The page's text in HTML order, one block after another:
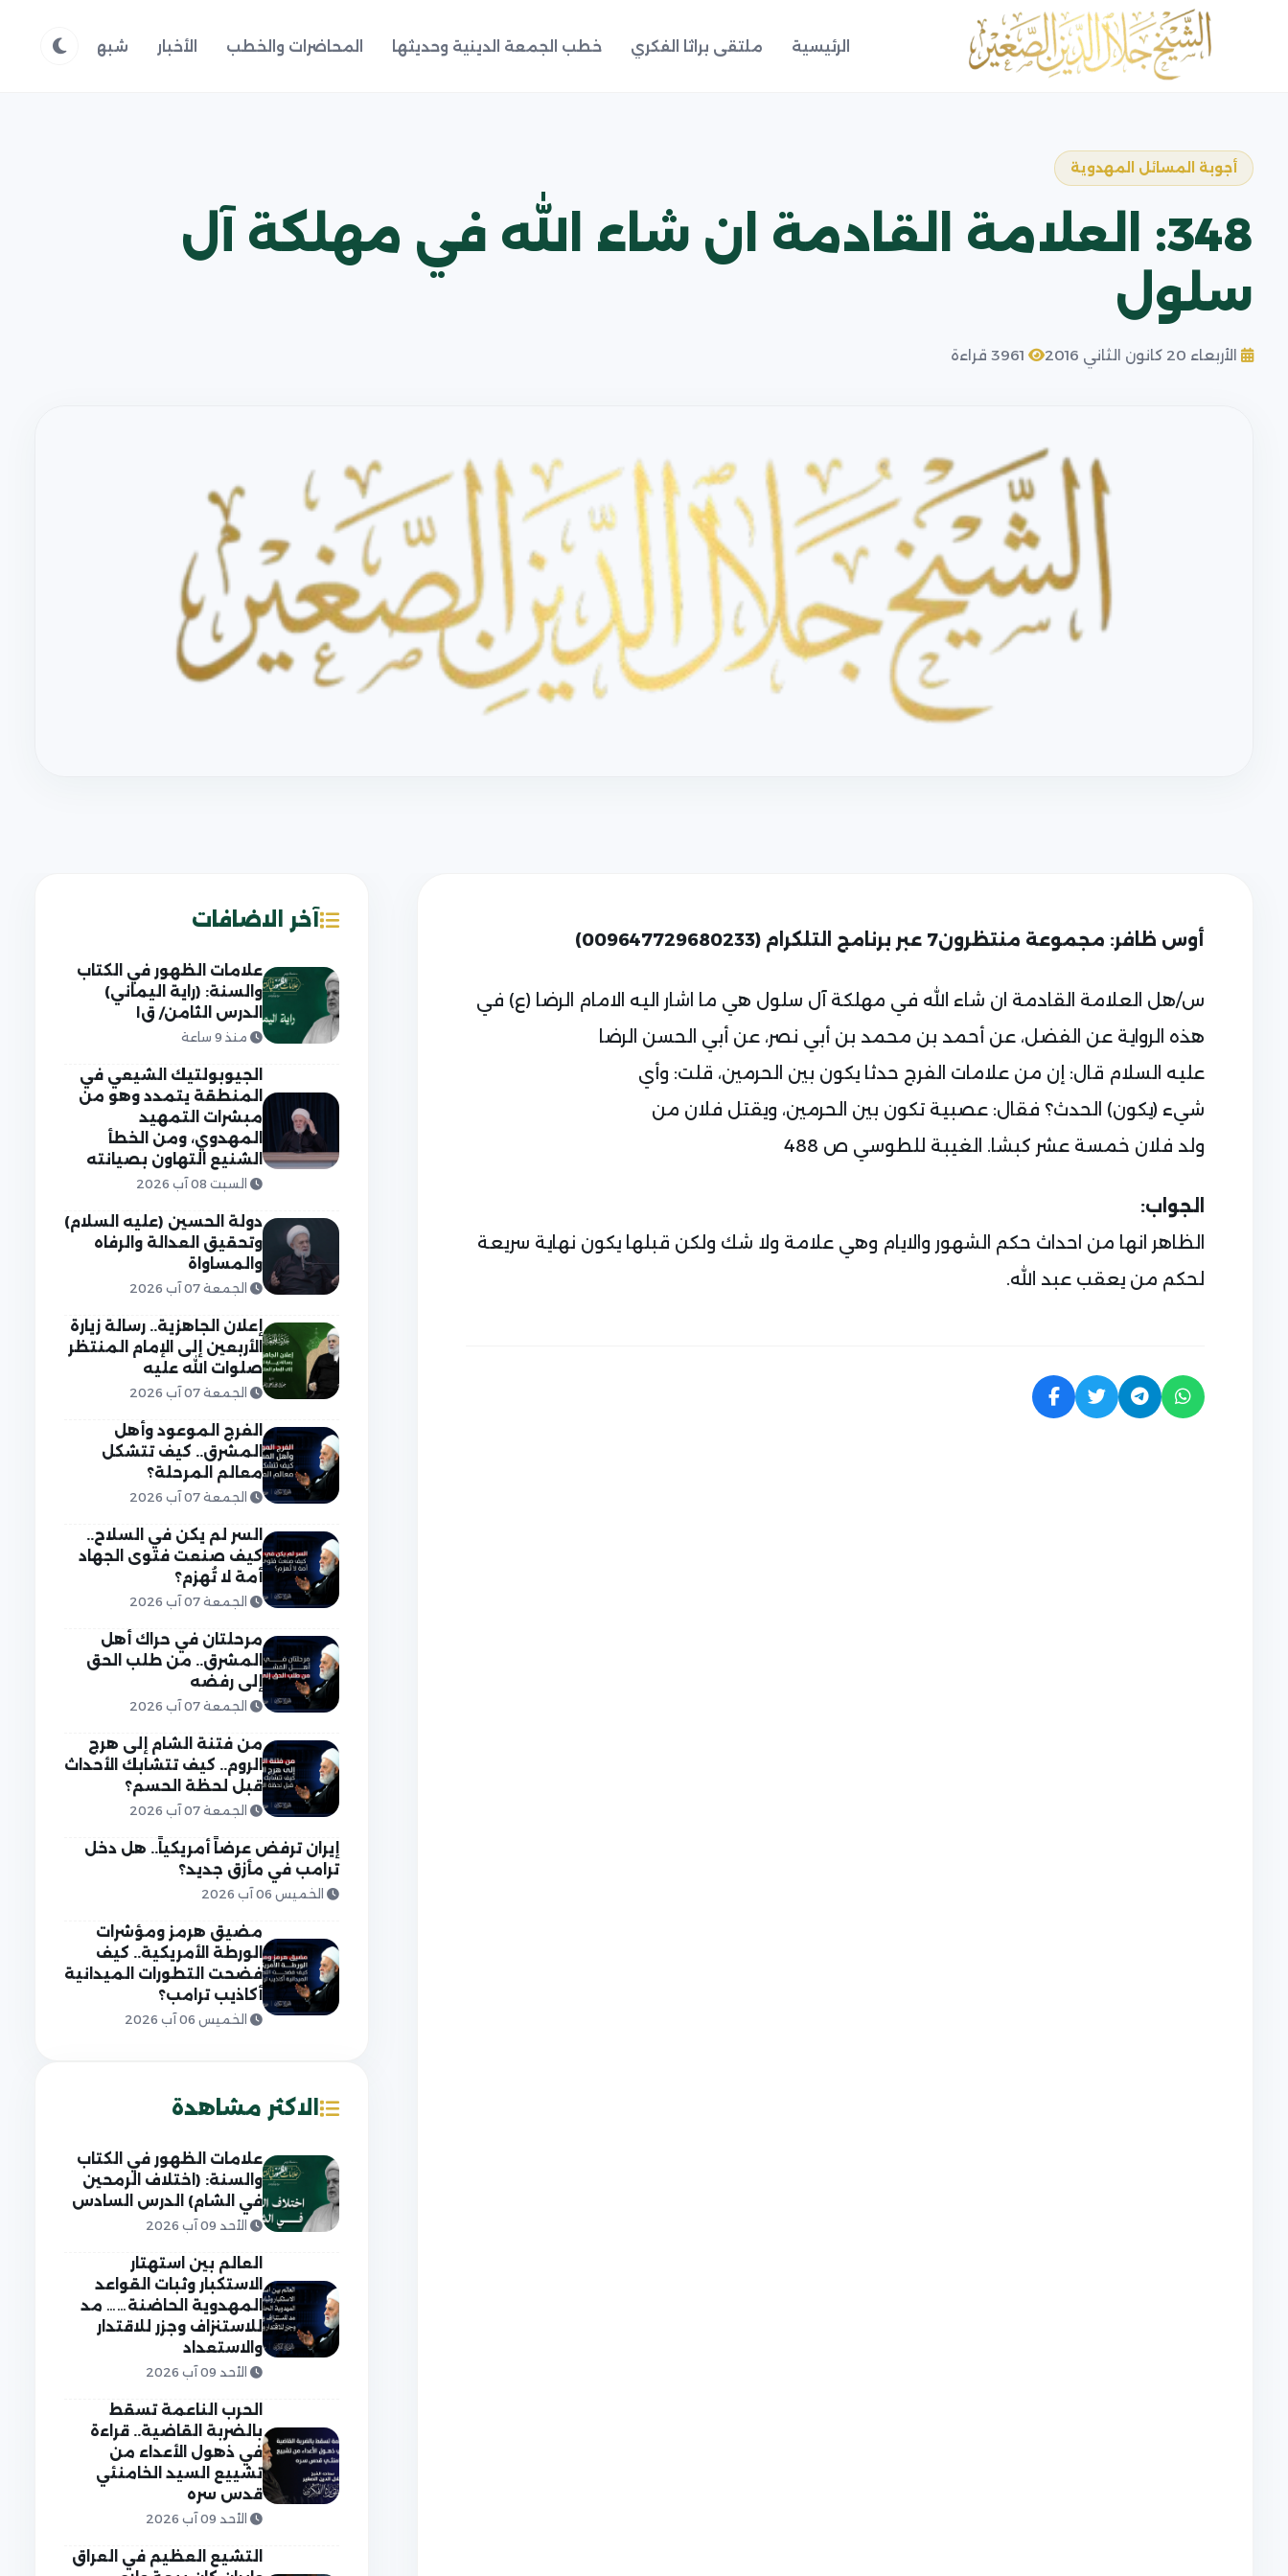
الرئيسية ملتقى براثا الفكري خطب الجمعة الدينية وحديثها المحاضرات والخطب الأخبار شبهات وردود
أجوبة المسائل المهدوية
348: العلامة القادمة ان شاء الله في مهلكة آل
سلول
الأربعاء 20 كانون الثاني 2016
أوس ظافر: مجموعة منتظرون7 عبر برنامج التلكرام (009647729680233)
س/هل العلامة القادمة ان شاء الله في مهلكة آل سلول هي ما اشار اليه الامام الرضا (ع) في
هذه الرواية عن الفضل، عن أحمد بن محمد بن أبي نصر، عن أبي الحسن الرضا
عليه السلام قال: إن من علامات الفرج حدثا يكون بين الحرمين، قلت: وأي
شيء (يكون) الحدث؟ فقال: عصبية تكون بين الحرمين، ويقتل فلان من
ولد فلان خمسة عشر كبشا. الغيبة للطوسي ص 488
الجواب:
الظاهر انها من احداث حكم الشهور والايام وهي علامة ولا شك ولكن قبلها يكون نهاية سريعة
لحكم من يعقب عبد الله.
آخر الاضافات
علامات الظهور في الكتاب
والسنة: (راية اليماني)
الدرس الثامن/ ق١
منذ 9 ساعة
الجيوبولتيك الشيعي في
المنطقة يتمدد وهو من
مبشرات التمهيد
المهدوي، ومن الخطأ
الشنيع التهاون بصيانته
السبت 08 آب 2026
دولة الحسين (عليه السلام)
وتحقيق العدالة والرفاه
والمساواة
الجمعة 07 آب 2026
إعلان الجاهزية.. رسالة زيارة
الأربعين إلى الإمام المنتظر
صلوات الله عليه
الجمعة 07 آب 2026
الفرج الموعود وأهل
المشرق.. كيف تتشكل
معالم المرحلة؟
الجمعة 07 آب 2026
السر لم يكن في السلاح..
كيف صنعت فتوى الجهاد
أمة لا تُهزم؟
الجمعة 07 آب 2026
مرحلتان في حراك أهل
المشرق.. من طلب الحق
إلى رفضه
الجمعة 07 آب 2026
من فتنة الشام إلى هرج
الروم.. كيف تتشابك الأحداث
قبل لحظة الحسم؟
الجمعة 07 آب 2026
إيران ترفض عرضاً أمريكياً.. هل دخل
ترامب في مأزق جديد؟
الخميس 06 آب 2026
مضيق هرمز ومؤشرات
الورطة الأمريكية.. كيف
فضحت التطورات الميدانية
أكاذيب ترامب؟
الخميس 06 آب 2026
الاكثر مشاهدة
علامات الظهور في الكتاب
والسنة: (اختلاف الرمحين
في الشام) الدرس السادس
الأحد 09 آب 2026
العالم بين استهتار
الاستكبار وثبات القواعد
المهدوية الحاضنة…… مد
للاستنزاف وجزر للاقتدار
والاستعداد
الأحد 09 آب 2026
الحرب الناعمة تسقط
بالضربة القاضية.. قراءة
في ذهول الأعداء من
تشييع السيد الخامنئي
قدس سره
الأحد 09 آب 2026
التشيع العظيم في العراق